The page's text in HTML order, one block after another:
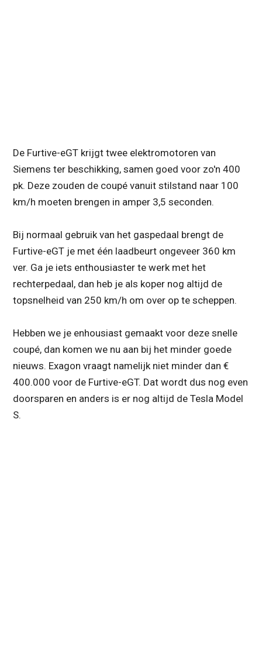
De Furtive-eGT krijgt twee elektromotoren van
Siemens ter beschikking, samen goed voor zo'n 400
pk. Deze zouden de coupé vanuit stilstand naar 100
km/h moeten brengen in amper 3,5 seconden.
Bij normaal gebruik van het gaspedaal brengt de
Furtive-eGT je met één laadbeurt ongeveer 360 km
ver. Ga je iets enthousiaster te werk met het
rechterpedaal, dan heb je als koper nog altijd de
topsnelheid van 250 km/h om over op te scheppen.
Hebben we je enhousiast gemaakt voor deze snelle
coupé, dan komen we nu aan bij het minder goede
nieuws. Exagon vraagt namelijk niet minder dan €
400.000 voor de Furtive-eGT. Dat wordt dus nog even
doorsparen en anders is er nog altijd de Tesla Model
S.